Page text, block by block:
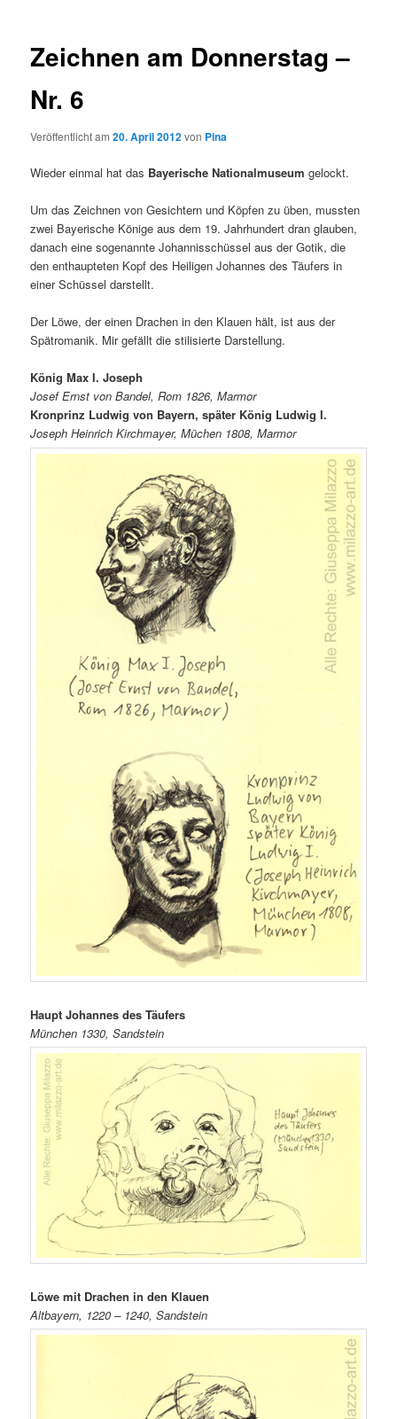
Zeichnen am Donnerstag –
Nr. 6
Veröffentlicht am20. April 2012von Pina
Wieder einmal hat das Bayerische Nationalmuseum gelockt.
Um das Zeichnen von Gesichtern und Köpfen zu üben, mussten
zwei Bayerische Könige aus dem 19. Jahrhundert dran glauben,
danach eine sogenannte Johannisschüssel aus der Gotik, die
den enthaupteten Kopf des Heiligen Johannes des Täufers in
einer Schüssel darstellt.
Der Löwe, der einen Drachen in den Klauen hält, ist aus der
Spätromanik. Mir gefällt die stilisierte Darstellung.
König Max I. Joseph
Josef Ernst von Bandel, Rom 1826, Marmor
Kronprinz Ludwig von Bayern, später König Ludwig I.
Joseph Heinrich Kirchmayer, Müchen 1808, Marmor
Haupt Johannes des Täufers
München 1330, Sandstein
Löwe mit Drachen in den Klauen
Altbayern, 1220 – 1240, Sandstein